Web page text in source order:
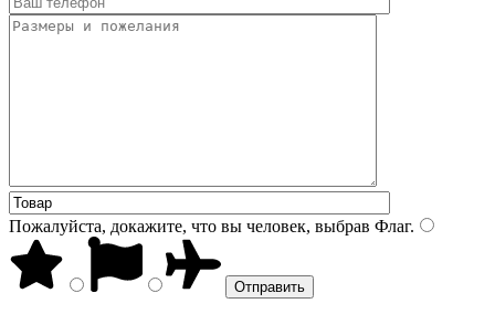
Пожалуйста, докажите, что вы человек, выбрав Флаг.